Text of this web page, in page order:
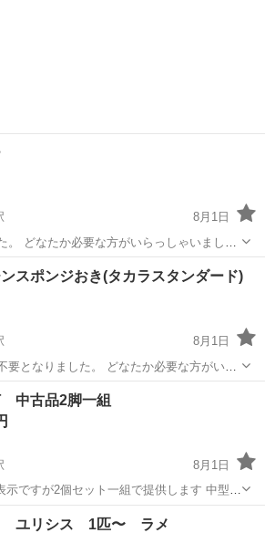
8月1日
。 どなたか必要な方がいらっしゃいました
。 宜しくお願い家庭用品
スポンジおき(タカラスタンダード)
8月1日
要となりました。 どなたか必要な方がいら
です。 タカラスタンダードの
用になります。 宜しくお願いいたします。
駅 家庭用品
中古品2脚一組
8月1日
すが2個セット一組で提供します 中型サ
駅 盆提灯
ユリシス 1匹〜 ラメ